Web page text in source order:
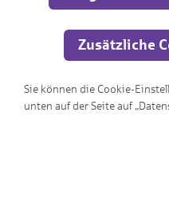
KNAXige
Zusätzliche
Sie können die Cookie-
unten auf der Seite auf